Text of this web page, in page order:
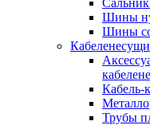
Шины
Шины
Кабель-
Трубы